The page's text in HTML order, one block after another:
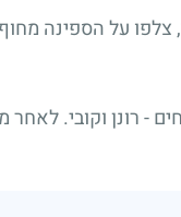
על הספינה מחוף
- רונן וקובי.